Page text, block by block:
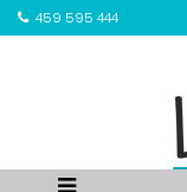
459 595 444